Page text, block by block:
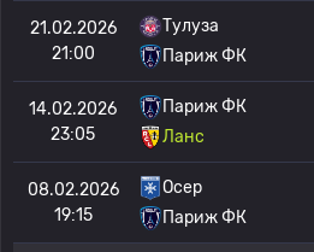
21.02.2026
21:00
Тулуза
Париж ФК
14.02.2026
23:05
Париж ФК
Ланс
08.02.2026
19:15
Осер
Париж ФК